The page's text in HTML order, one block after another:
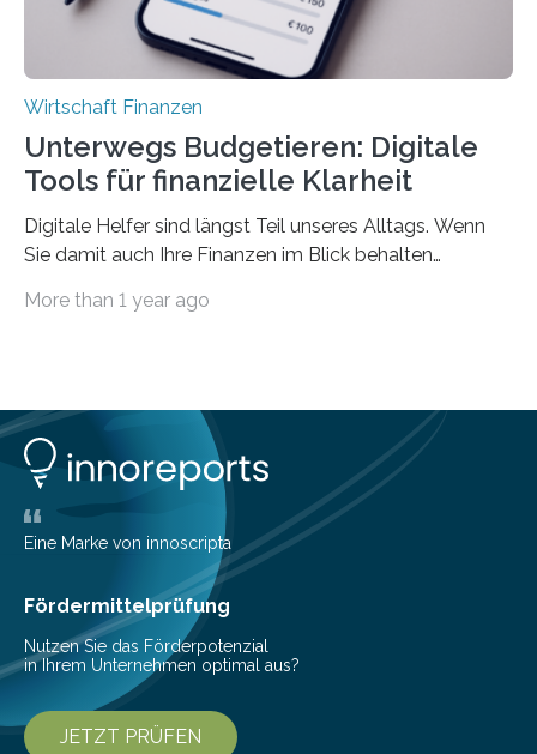
Wirtschaft Finanzen
Unterwegs Budgetieren: Digitale
Tools für finanzielle Klarheit
Digitale Helfer sind längst Teil unseres Alltags. Wenn
Sie damit auch Ihre Finanzen im Blick behalten
die genau das ermöglichen: Sie helfen Ihnen, Ausgaben
Lösungen interessieren. 1. Multibanking-Tools: Alle
Konten auf einen Blick Viele Banken bieten bereits in
ihrem Online-Banking eine Multibanking-Funktion an,
mit der sich Konten bei anderen Banken…
More than 1 year ago
Eine Marke von innoscripta
Fördermittelprüfung
Nutzen Sie das Förderpotenzial
in Ihrem Unternehmen optimal aus?
JETZT PRÜFEN